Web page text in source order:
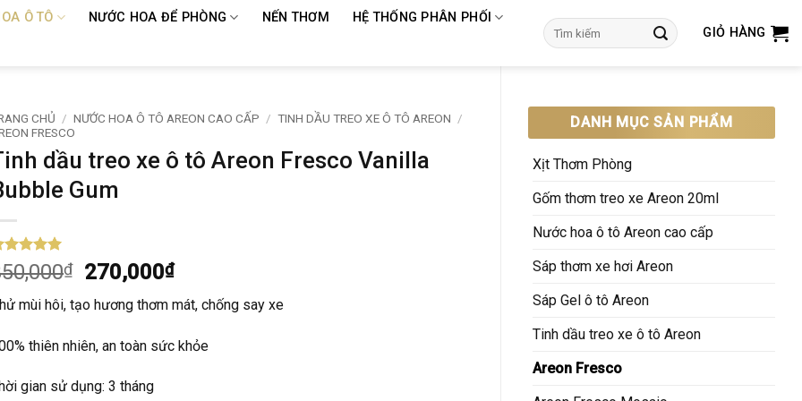
Ô TÔ NƯỚC HOA ĐỂ PHÒNG NẾN THƠM HỆ THỐNG PHÂN PHỐI
Tìm
kiếm:
GIỎ HÀNG
DANH MỤC SẢN PHẨM
Xịt Thơm Phòng
Gốm thơm treo xe Areon 20ml
Nước hoa ô tô Areon cao cấp
Sáp thơm xe hơi Areon
Sáp Gel ô tô Areon
Tinh dầu treo xe ô tô Areon
Areon Fresco
CHỦ / NƯỚC HOA Ô TÔ AREON CAO CẤP / TINH DẦU TREO XE Ô TÔ AREON /
FRESCO
dầu treo xe ô tô Areon Fresco Vanilla
Gum
5
trên
₫
Giá
gốc
là:
350,000₫.
270,000₫Giá
hiện
tại
là:
270,000₫.
mùi hôi, tạo hương thơm mát, chống say xe
thiên nhiên, an toàn sức khỏe
gian sử dụng: 3 tháng